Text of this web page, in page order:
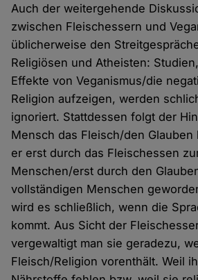
Auch der weitergehende
zwischen Fleischessern und
üblicherweise den
Religiösen und Atheisten:
Effekte von Veganismus/die
Religion aufzeigen, werden
ignoriert. Stattdessen folgt der
Mensch das Fleisch/den Glauben
er erst durch das Fleischessen
Menschen/erst durch den
vollständigen Menschen
wird es schließlich, wenn die
kommt. Aus Sicht der
vergewaltigt man sie geradezu,
Fleisch/Religion vorenthält. Weil